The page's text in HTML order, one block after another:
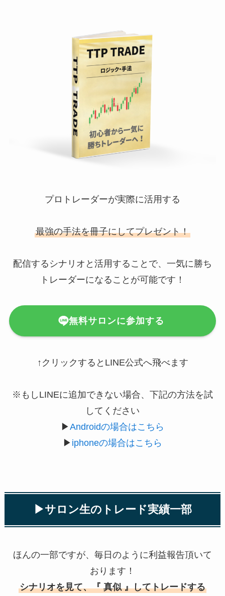
プロトレーダーが実際に活用する
最強の手法を冊子にしてプレゼント！
配信するシナリオと活用することで、一気に勝ち
トレーダーになることが可能です！
無料サロンに参加する
↑クリックするとLINE公式へ飛べます
※もしLINEに追加できない場合、下記の方法を試
してください
▶Androidの場合はこちら
▶ iphoneの場合はこちら
▶︎サロン生のトレード実績一部
ほんの一部ですが、毎日のように利益報告頂いて
おります！
シナリオを見て、『 真似 』してトレードする